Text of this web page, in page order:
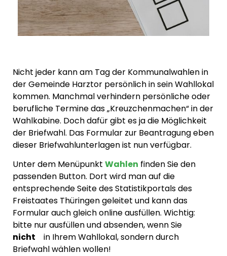
Nicht jeder kann am Tag der Kommunalwahlen in
der Gemeinde Harztor persönlich in sein Wahllokal
kommen. Manchmal verhindern persönliche oder
berufliche Termine das „Kreuzchenmachen“ in der
Wahlkabine. Doch dafür gibt es ja die Möglichkeit
der Briefwahl. Das Formular zur Beantragung eben
dieser Briefwahlunterlagen ist nun verfügbar.
Unter dem Menüpunkt Wahlen finden Sie den
passenden Button. Dort wird man auf die
entsprechende Seite des Statistikportals des
Freistaates Thüringen geleitet und kann das
Formular auch gleich online ausfüllen. Wichtig:
bitte nur ausfüllen und absenden, wenn Sie
nicht in Ihrem Wahllokal, sondern durch
Briefwahl wählen wollen!